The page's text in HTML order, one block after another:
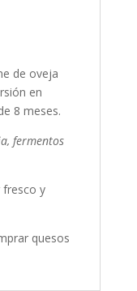
de oveja
en
8 meses.
fermentos
fresco y
quesos